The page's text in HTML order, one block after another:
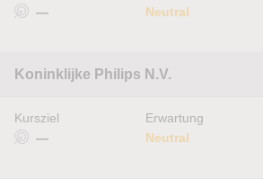
—
Neutral
Koninklijke Philips N.V.
Kursziel
—
Erwartung
Neutral